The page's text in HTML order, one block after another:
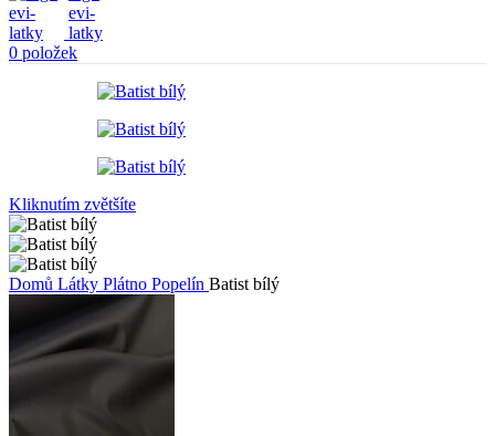
0 položek
Kliknutím zvětšíte
Domů Látky Plátno Popelín Batist bílý